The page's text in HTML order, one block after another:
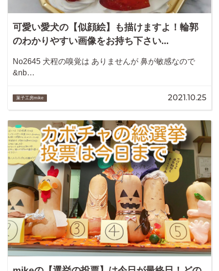
可愛い愛犬の【似顔絵】も描けますよ！輪郭
のわかりやすい画像をお持ち下さい...
No2645 犬程の嗅覚は ありませんが 鼻が敏感なので
&nb…
菓子工房mike 2021.10.25